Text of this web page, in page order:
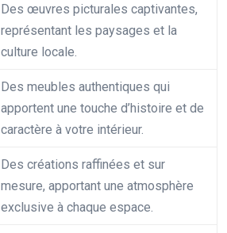
Des œuvres picturales captivantes,
représentant les paysages et la
culture locale.
Des meubles authentiques qui
apportent une touche d’histoire et de
caractère à votre intérieur.
Des créations raffinées et sur
mesure, apportant une atmosphère
exclusive à chaque espace.